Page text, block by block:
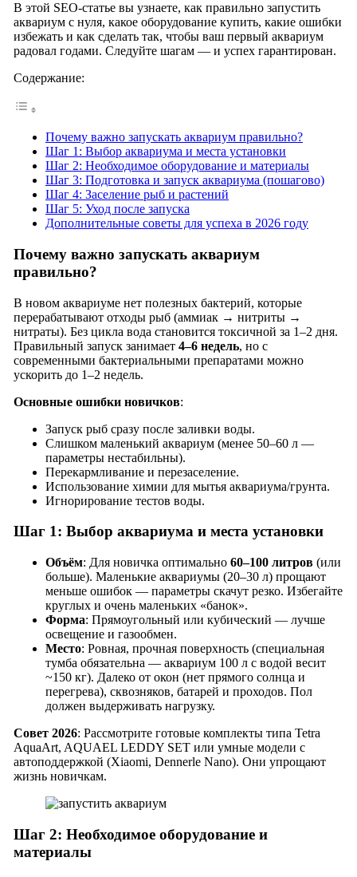
В этой SEO-статье вы узнаете, как правильно запустить
аквариум с нуля, какое оборудование купить, какие ошибки
избежать и как сделать так, чтобы ваш первый аквариум
радовал годами. Следуйте шагам — и успех гарантирован.
Содержание:
Почему важно запускать аквариум правильно?
Шаг 1: Выбор аквариума и места установки
Шаг 2: Необходимое оборудование и материалы
Шаг 3: Подготовка и запуск аквариума (пошагово)
Шаг 4: Заселение рыб и растений
Шаг 5: Уход после запуска
Дополнительные советы для успеха в 2026 году
Почему важно запускать аквариум
правильно?
В новом аквариуме нет полезных бактерий, которые
перерабатывают отходы рыб (аммиак → нитриты →
нитраты). Без цикла вода становится токсичной за 1–2 дня.
Правильный запуск занимает 4–6 недель, но с
современными бактериальными препаратами можно
ускорить до 1–2 недель.
Основные ошибки новичков:
Запуск рыб сразу после заливки воды.
Слишком маленький аквариум (менее 50–60 л —
параметры нестабильны).
Перекармливание и перезаселение.
Использование химии для мытья аквариума/грунта.
Игнорирование тестов воды.
Шаг 1: Выбор аквариума и места установки
Объём: Для новичка оптимально 60–100 литров (или
больше). Маленькие аквариумы (20–30 л) прощают
меньше ошибок — параметры скачут резко. Избегайте
круглых и очень маленьких «банок».
Форма: Прямоугольный или кубический — лучше
освещение и газообмен.
Место: Ровная, прочная поверхность (специальная
тумба обязательна — аквариум 100 л с водой весит
~150 кг). Далеко от окон (нет прямого солнца и
перегрева), сквозняков, батарей и проходов. Пол
должен выдерживать нагрузку.
Совет 2026: Рассмотрите готовые комплекты типа Tetra
AquaArt, AQUAEL LEDDY SET или умные модели с
автоподдержкой (Xiaomi, Dennerle Nano). Они упрощают
жизнь новичкам.
Шаг 2: Необходимое оборудование и
материалы